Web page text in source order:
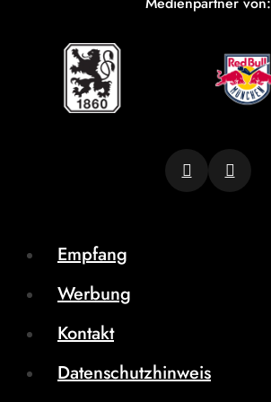
Empfang
Werbung
Kontakt
Datenschutzhinweis